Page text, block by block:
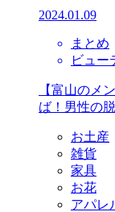
2024.01.09
まとめ
ビュー
【富山のメ
ば！男性の
お土産
雑貨
家具
お花
アパレ